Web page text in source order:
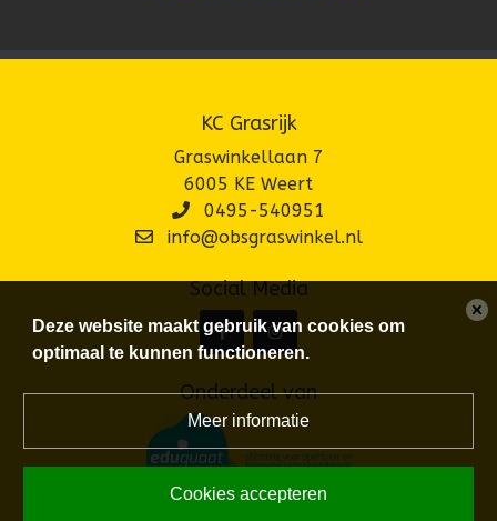
KC Grasrijk
Graswinkellaan 7
6005 KE Weert
0495-540951
info@obsgraswinkel.nl
Social Media
Onderdeel van
Deze website maakt gebruik van cookies om
optimaal te kunnen functioneren.
Meer informatie
Cookies accepteren